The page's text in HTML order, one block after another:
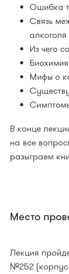
Ошибка
Связь
Из чего
Мифы о
В конце
на все
разыграем
Место
Лекция
№252 (корпус